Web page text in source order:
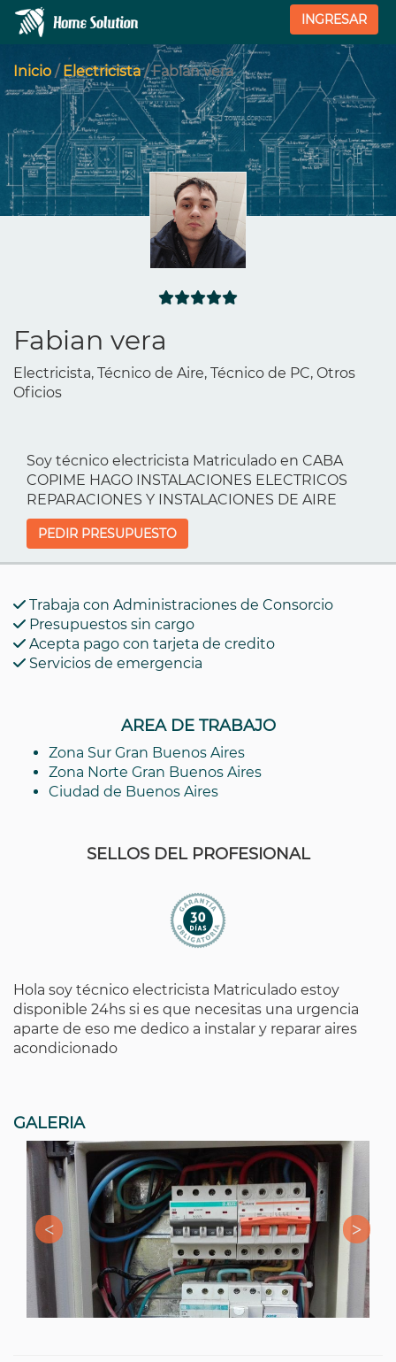
INGRESAR
Inicio / Electricista/ Fabian vera
Fabian vera
Electricista, Técnico de Aire, Técnico de PC, Otros
Oficios
Soy técnico electricista Matriculado en CABA
COPIME HAGO INSTALACIONES ELECTRICOS
REPARACIONES Y INSTALACIONES DE AIRE
PEDIR PRESUPUESTO
Trabaja con Administraciones de Consorcio
Presupuestos sin cargo
Acepta pago con tarjeta de credito
Servicios de emergencia
AREA DE TRABAJO
Zona Sur Gran Buenos Aires
Zona Norte Gran Buenos Aires
Ciudad de Buenos Aires
SELLOS DEL PROFESIONAL
Hola soy técnico electricista Matriculado estoy
disponible 24hs si es que necesitas una urgencia
aparte de eso me dedico a instalar y reparar aires
acondicionado
GALERIA